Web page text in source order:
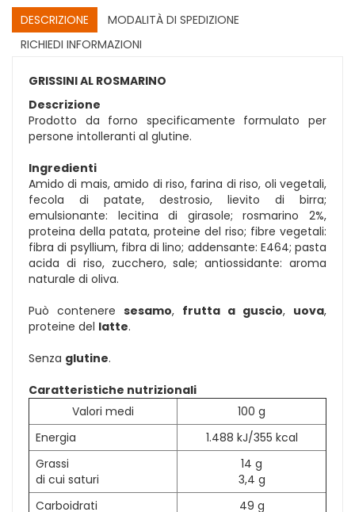
DESCRIZIONE
MODALITÀ DI SPEDIZIONE
RICHIEDI INFORMAZIONI
GRISSINI AL ROSMARINO
Descrizione
Prodotto da forno specificamente formulato per
persone intolleranti al glutine.
Ingredienti
Amido di mais, amido di riso, farina di riso, oli vegetali,
fecola di patate, destrosio, lievito di birra;
emulsionante: lecitina di girasole; rosmarino 2%,
proteina della patata, proteine del riso; fibre vegetali:
fibra di psyllium, fibra di lino; addensante: E464; pasta
acida di riso, zucchero, sale; antiossidante: aroma
naturale di oliva.
Può contenere sesamo, frutta a guscio, uova,
proteine del latte.
Senza glutine.
Caratteristiche nutrizionali
Valori medi
100 g
Energia
1.488 kJ/355 kcal
Grassi
di cui saturi
14 g
3,4 g
Carboidrati
49 g